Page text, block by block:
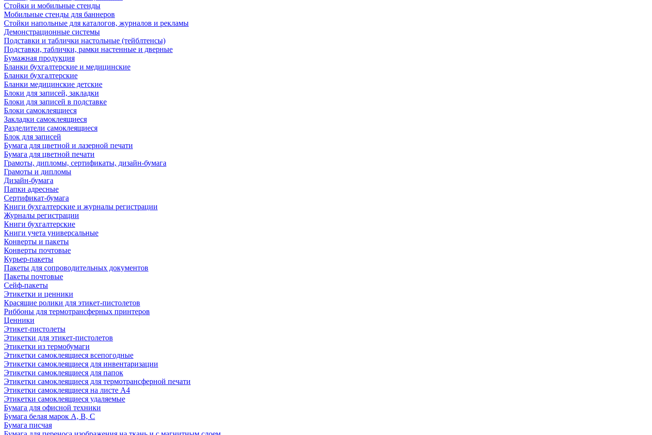
Стойки и мобильные стенды
Мобильные стенды для баннеров
Стойки напольные для каталогов, журналов и рекламы
Демонстрационные системы
Подставки и таблички настольные (тейблтенсы)
Подставки, таблички, рамки настенные и дверные
Бумажная продукция
Бланки бухгалтерские и медицинские
Бланки бухгалтерские
Бланки медицинские детские
Блоки для записей, закладки
Блоки для записей в подставке
Блоки самоклеящиеся
Закладки самоклеящиеся
Разделители самоклеящиеся
Блок для записей
Бумага для цветной и лазерной печати
Бумага для цветной печати
Грамоты, дипломы, сертификаты, дизайн-бумага
Грамоты и дипломы
Дизайн-бумага
Папки адресные
Сертификат-бумага
Книги бухгалтерские и журналы регистрации
Журналы регистрации
Книги бухгалтерские
Книги учета универсальные
Конверты и пакеты
Конверты почтовые
Курьер-пакеты
Пакеты для сопроводительных документов
Пакеты почтовые
Сейф-пакеты
Этикетки и ценники
Красящие ролики для этикет-пистолетов
Риббоны для термотрансферных принтеров
Ценники
Этикет-пистолеты
Этикетки для этикет-пистолетов
Этикетки из термобумаги
Этикетки самоклеящиеся всепогодные
Этикетки самоклеящиеся для инвентаризации
Этикетки самоклеящиеся для папок
Этикетки самоклеящиеся для термотрансферной печати
Этикетки самоклеящиеся на листе А4
Этикетки самоклеящиеся удаляемые
Бумага для офисной техники
Бумага белая марок А, В, С
Бумага писчая